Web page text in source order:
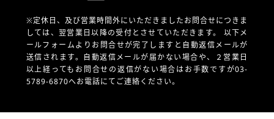
※定休日、及び営業時間外にいただきましたお問合せにつきま
しては、翌営業日以降の受付とさせていただきます。 以下メ
ールフォームよりお問合せが完了しますと自動返信メールが
送信されます。自動返信メールが届かない場合や、
２営業日
以上経ってもお問合せの返信がない場合はお手数ですが03-
5789-6870へお電話にてご連絡ください。